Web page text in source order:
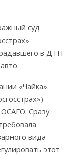
суд
в ДТП
«Чайка».
ОСАГО. Сразу
вида
этот